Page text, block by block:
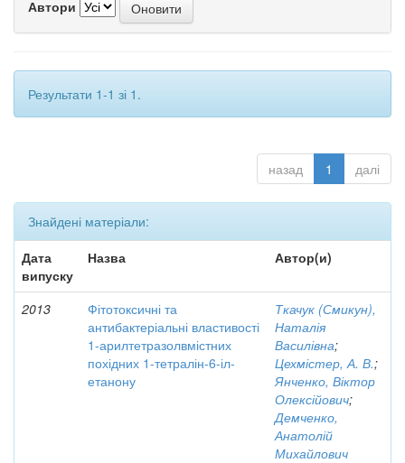
Автори
Результати 1-1 зі 1.
назад 1 далі
Знайдені матеріали:
Дата
випуску
Назва Автор(и)
2013
Фітотоксичні та
антибактеріальні властивості
1-арилтетразолвмістних
похідних 1-тетралін-6-іл-
етанону
Ткачук (Смикун),
Наталія
Василівна;
Цехмістер, А. В.;
Янченко, Віктор
Олексійович;
Демченко,
Анатолій
Михайлович